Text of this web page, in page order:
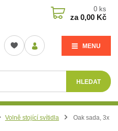
MENU
HLEDAT
0 ks
za0,00 Kč
Volně stojící svítidla
Oak sada, 3x